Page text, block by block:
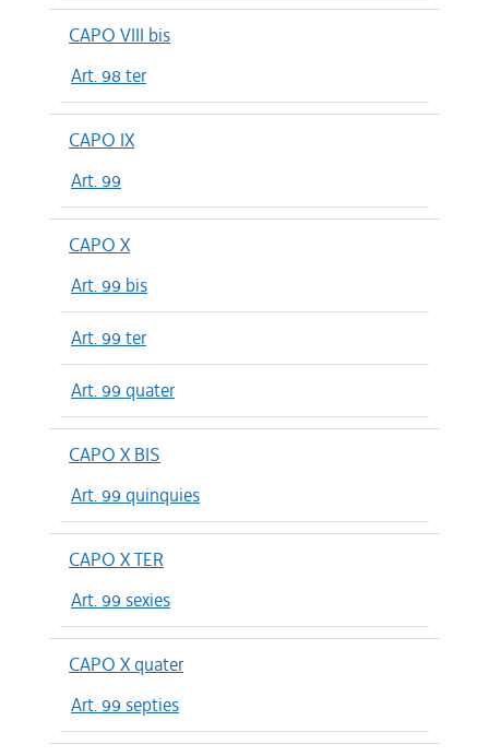
CAPO VIII bis
Art. 98 ter
CAPO IX
Art. 99
CAPO X
Art. 99 bis
Art. 99 ter
Art. 99 quater
CAPO X BIS
Art. 99 quinquies
CAPO X TER
Art. 99 sexies
CAPO X quater
Art. 99 septies